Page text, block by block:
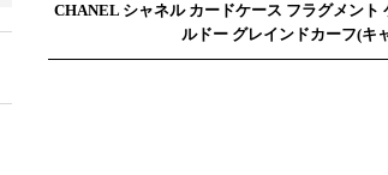
CHANEL シャネル カードケース フラグメン
ルドー グレインドカーフ(キ